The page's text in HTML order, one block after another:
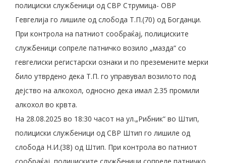
полициски службеници од СВР Струмица- ОВР
Гевгелија го лишиле од слобода Т.П.(70) од Богданци.
При контрола на патниот сообраќај, полициските
службеници сопреле патничко возило „мазда“ со
гевгелиски регистарски ознаки и по преземените мерки
било утврдено дека Т.П. го управувал возилото под
дејство на алкохол, односно дека имал 2.35 промили
алкохол во крвта.
На 28.08.2025 во 18:30 часот на ул.„Рибник“ во Штип,
полициски службеници од СВР Штип го лишиле од
слобода Н.И.(38) од Штип. При контрола во патниот